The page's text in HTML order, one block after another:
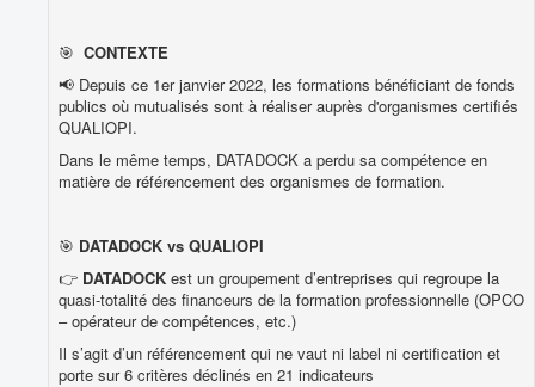
🎯 CONTEXTE
📢 Depuis ce 1er janvier 2022, les formations bénéficiant de fonds
publics où mutualisés sont à réaliser auprès d'organismes certifiés
QUALIOPI.
Dans le même temps, DATADOCK a perdu sa compétence en
matière de référencement des organismes de formation.
🎯 DATADOCK vs QUALIOPI
👉 DATADOCK est un groupement d’entreprises qui regroupe la
quasi-totalité des financeurs de la formation professionnelle (OPCO
– opérateur de compétences, etc.)
Il s’agit d’un référencement qui ne vaut ni label ni certification et
porte sur 6 critères déclinés en 21 indicateurs